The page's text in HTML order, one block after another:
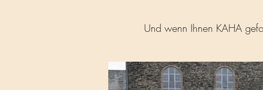
Und wenn Ihnen KAHA